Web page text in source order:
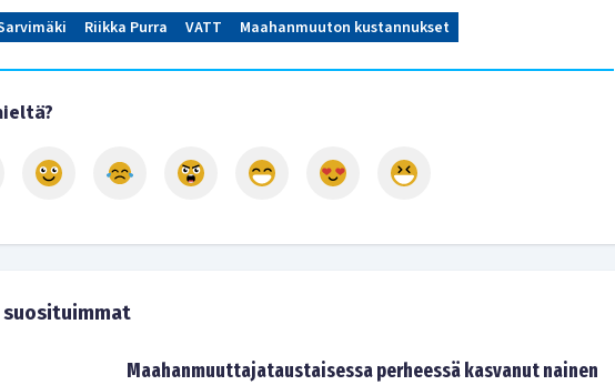
Riikka Purra VATT Maahanmuuton kustannukset
suosituimmat
Maahanmuuttajataustaisessa perheessä kasvanut nainen